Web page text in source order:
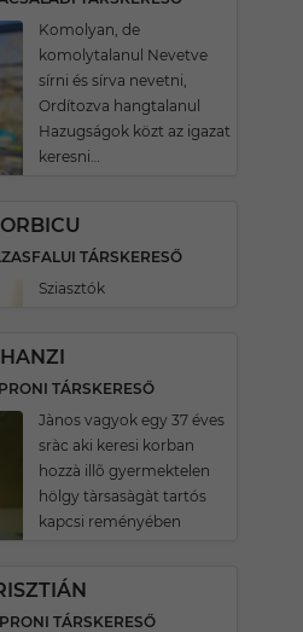
Komolyan, de
komolytalanul Nevetve
sírni és sírva nevetni,
Ordítozva hangtalanul
Hazugságok közt az igazat
keresni…
TÁRSKERESŐ
Sziasztók
HANZI
TÁRSKERESŐ
Jànos vagyok egy 37 éves
sràc aki keresi korban
hozzà illõ gyermektelen
hölgy tàrsasàgàt tartós
kapcsi reményében
TÁRSKERESŐ